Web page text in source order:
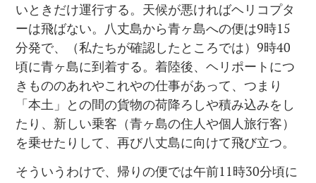
いときだけ運行する。天候が悪ければヘリコプタ
ーは飛ばない。八丈島から青ヶ島への便は9時15
分発で、（私たちが確認したところでは）9時40
頃に青ヶ島に到着する。着陸後、ヘリポートにつ
きもののあれやこれやの仕事があって、つまり
「本土」との間の貨物の荷降ろしや積み込みをし
たり、新しい乗客（青ヶ島の住人や個人旅行客）
を乗せたりして、再び八丈島に向けて飛び立つ。
そういうわけで、帰りの便では午前11時30分頃に